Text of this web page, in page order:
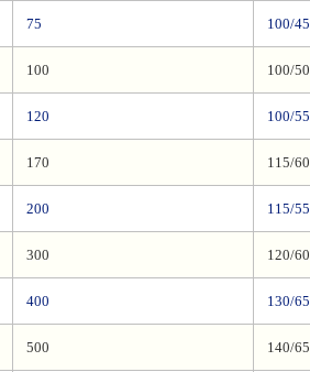
75 100/45
100 100/50
120 100/55
170 115/60
200 115/55
300 120/60
400 130/65
500 140/65